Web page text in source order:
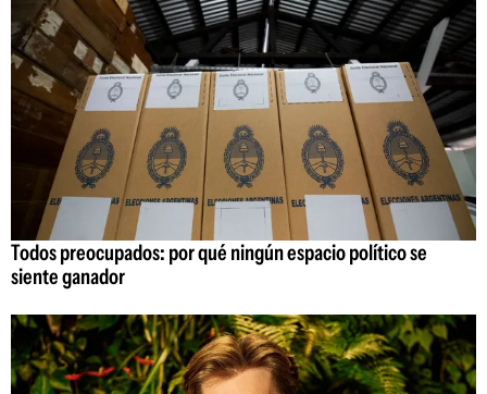
Todos preocupados: por qué ningún espacio político se
siente ganador